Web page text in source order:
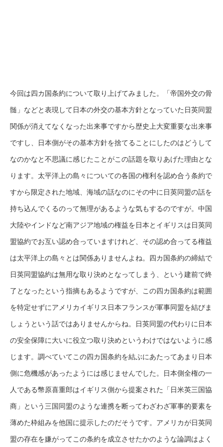
今回は四カ国条約について取り上げてみました。「帝国外交の骨
髄」などと表現して日本の外交の基本方針となっていた日英同盟
関係が消えてなくなった出来事ですから歴史上大変重要な出来事
ですし、日本側がその基本方針を捨てることにしたのはどうして
なのかなと不思議に感じたことがこの話題を取りあげた理由とな
ります。太平洋上の島々についての各国の権利を認め合う条約で
すから限定された地域、海域の話なのにその中に日英同盟の話を
持ち込んでくるのって無理があるような気もするのですが。中国
大陸やインドなど南アジア地域の権益を日本とイギリスは日英同
盟協約でお互い認め合っていますけれど、その認め合ってる権益
は太平洋上の島々とは関係ありませんよね。四カ国条約の締結で
日英同盟協約は無用な取り決めとなってしまう、という建前で終
了となったという指摘もあるようですが、この四カ国条約は範囲
を特定せずにアメリカイギリス日本フランスが軍事同盟を結びま
しょうという話ではありませんからね。日英同盟の代わりに日本
の安全保障に大いに役立つ取り決めというわけではないように感
じます。調べていてこの四カ国条約を結ぶにあたってあまり日本
側に危機感があったようには感じませんでした。日本側全権の一
人である幣原喜重郎はイギリス側から提案された「日米英三国協
商」という三国同盟のような連携を断ってわざわざ軍事的要素を
薄めた枠組みを他国に提示したのだそうです。アメリカが日英同
盟の存在を嫌がってこの条約を成立させたかのような論調はよく